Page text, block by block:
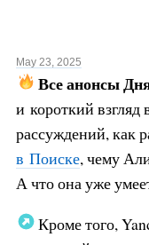
May 23, 2025
Все анонсы
и короткий взгляд
рассуждений, как
в Поиске, чему
А что она уже
Кроме того,